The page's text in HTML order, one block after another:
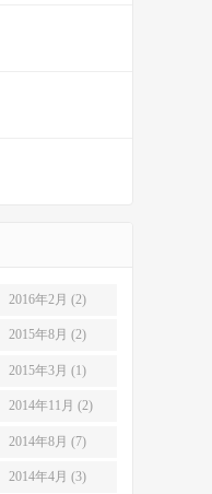
2016年2月 (2)
2015年8月 (2)
2015年3月 (1)
2014年11月 (2)
2014年8月 (7)
2014年4月 (3)